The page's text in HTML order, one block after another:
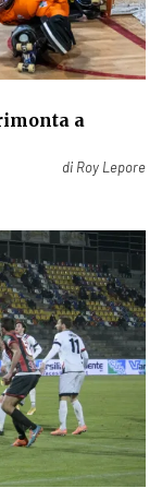
a
di Roy Lepore